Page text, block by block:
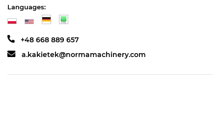
Languages:
+48 668 889 657
a.kakietek@normamachinery.com